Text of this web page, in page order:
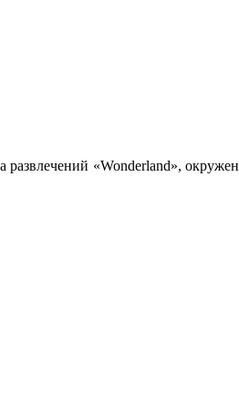
развлечений «Wonderland»,